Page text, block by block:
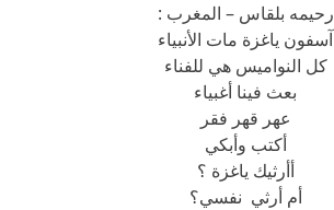
رحيمه بلقاس – المغرب :
آسفون ياغزة مات الأنبياء
كل النواميس هي للفناء
بعث فينا أغبياء
عهر قهر فقر
أكتب وأبكي
أأرثيك ياغزة ؟
أم أرثي نفسي؟